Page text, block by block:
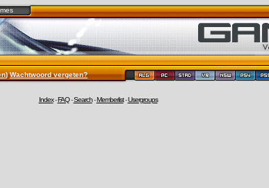
)Wachtwoord vergeten?
Index-FAQ-Search-Memberlist-Usergroups